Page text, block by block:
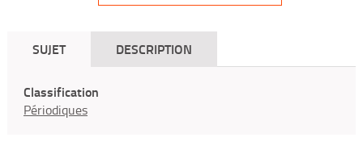
SUJET DESCRIPTION
Classification
Périodiques